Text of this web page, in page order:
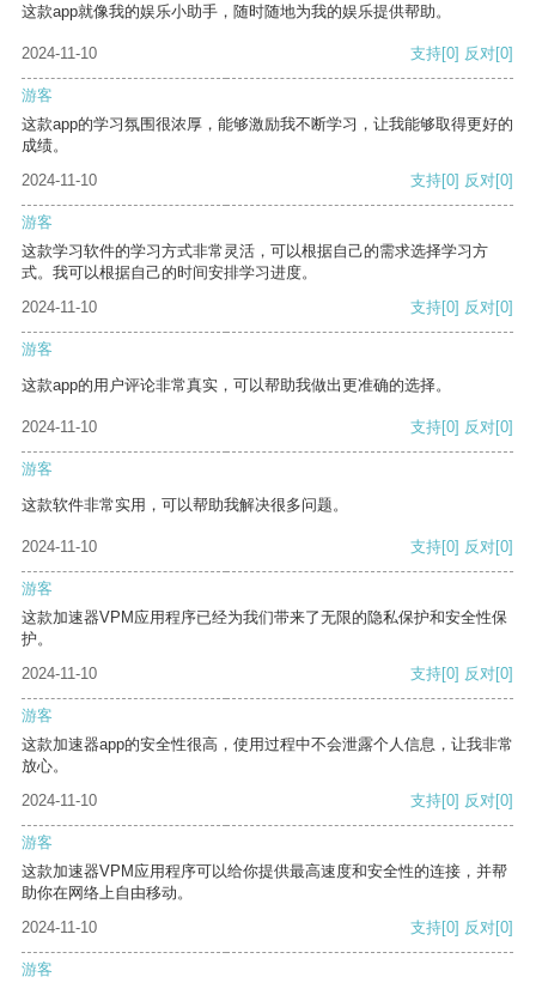
这款app就像我的娱乐小助手，随时随地为我的娱乐提供帮助。
2024-11-10 支持[0] 反对[0]
游客
这款app的学习氛围很浓厚，能够激励我不断学习，让我能够取得更好的
成绩。
2024-11-10
支持[0] 反对[0]
游客
这款学习软件的学习方式非常灵活，可以根据自己的需求选择学习方
式。我可以根据自己的时间安排学习进度。
2024-11-10
支持[0] 反对[0]
游客
这款app的用户评论非常真实，可以帮助我做出更准确的选择。
2024-11-10 支持[0] 反对[0]
游客
这款软件非常实用，可以帮助我解决很多问题。
2024-11-10 支持[0] 反对[0]
游客
这款加速器VPM应用程序已经为我们带来了无限的隐私保护和安全性保
护。
2024-11-10
支持[0] 反对[0]
游客
这款加速器app的安全性很高，使用过程中不会泄露个人信息，让我非常
放心。
2024-11-10
支持[0] 反对[0]
游客
这款加速器VPM应用程序可以给你提供最高速度和安全性的连接，并帮
助你在网络上自由移动。
2024-11-10
支持[0] 反对[0]
游客